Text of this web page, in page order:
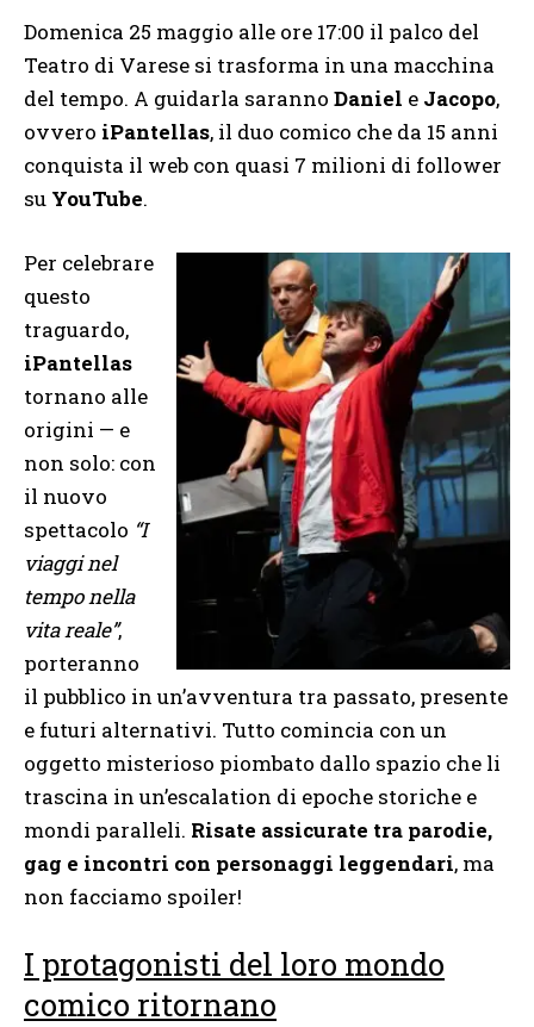
Domenica 25 maggio alle ore 17:00 il palco del
Teatro di Varese si trasforma in una macchina
del tempo. A guidarla saranno Daniel e Jacopo,
ovvero iPantellas, il duo comico che da 15 anni
conquista il web con quasi 7 milioni di follower
su YouTube.
Per celebrare
questo
traguardo,
iPantellas
tornano alle
origini — e
non solo: con
il nuovo
spettacolo “I
viaggi nel
tempo nella
vita reale”,
porteranno
il pubblico in un’avventura tra passato, presente
e futuri alternativi. Tutto comincia con un
oggetto misterioso piombato dallo spazio che li
trascina in un’escalation di epoche storiche e
mondi paralleli. Risate assicurate tra parodie,
gag e incontri con personaggi leggendari, ma
non facciamo spoiler!
I protagonisti del loro mondo
comico ritornano